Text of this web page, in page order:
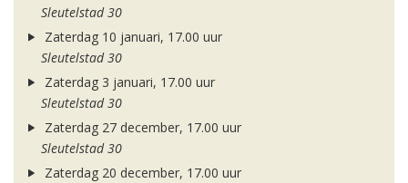
Sleutelstad 30
Zaterdag 10 januari, 17.00 uur
Sleutelstad 30
Zaterdag 3 januari, 17.00 uur
Sleutelstad 30
Zaterdag 27 december, 17.00 uur
Sleutelstad 30
Zaterdag 20 december, 17.00 uur